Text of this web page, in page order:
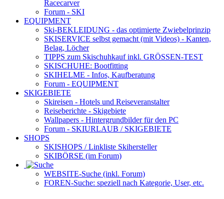
Racecarver
Forum - SKI
EQUIPMENT
Ski-BEKLEIDUNG - das optimierte Zwiebelprinzip
SKISERVICE selbst gemacht (mit Videos) - Kanten,
Belag, Löcher
TIPPS zum Skischuhkaufinkl. GRÖSSEN-TEST
SKISCHUHE: Bootfitting
SKIHELME - Infos, Kaufberatung
Forum - EQUIPMENT
SKIGEBIETE
Skireisen - Hotels und Reiseveranstalter
Reiseberichte - Skigebiete
Wallpapers - Hintergrundbilder für den PC
Forum - SKIURLAUB / SKIGEBIETE
SHOPS
SKISHOPS / Linkliste Skihersteller
SKIBÖRSE (im Forum)
WEBSITE-Suche (inkl. Forum)
FOREN-Suche: speziell nach Kategorie, User, etc.